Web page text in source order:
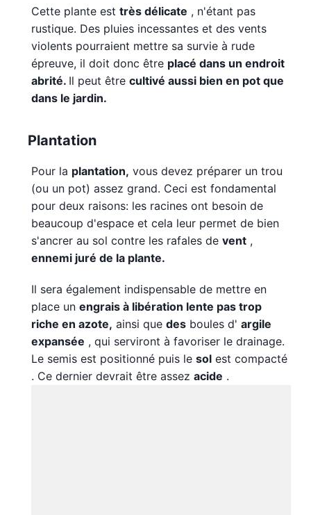
Cette plante est très délicate , n'étant pas
rustique. Des pluies incessantes et des vents
violents pourraient mettre sa survie à rude
épreuve, il doit donc être placé dans un endroit
abrité. Il peut être cultivé aussi bien en pot que
dans le jardin.
Plantation
Pour la plantation, vous devez préparer un trou
(ou un pot) assez grand. Ceci est fondamental
pour deux raisons: les racines ont besoin de
beaucoup d'espace et cela leur permet de bien
s'ancrer au sol contre les rafales de vent ,
ennemi juré de la plante.
Il sera également indispensable de mettre en
place un engrais à libération lente pas trop
riche en azote, ainsi que des boules d' argile
expansée , qui serviront à favoriser le drainage.
Le semis est positionné puis le sol est compacté
. Ce dernier devrait être assez acide .